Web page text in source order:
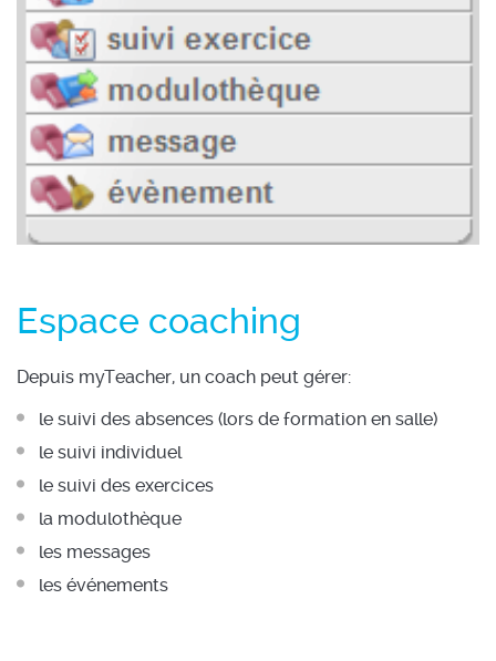
Espace coaching
Depuis myTeacher, un coach peut gérer:
le suivi des absences (lors de formation en salle)
le suivi individuel
le suivi des exercices
la modulothèque
les messages
les événements